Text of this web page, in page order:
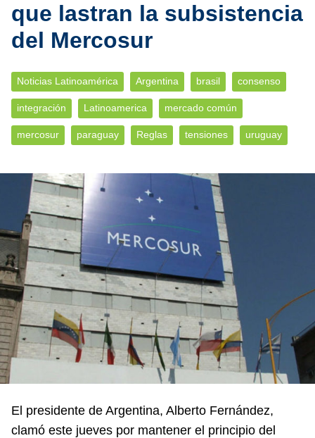
que lastran la subsistencia
del Mercosur
Noticias Latinoamérica Argentina brasil consenso
integración Latinoamerica mercado común
mercosur paraguay Reglas tensiones uruguay
El presidente de Argentina, Alberto Fernández,
clamó este jueves por mantener el principio del